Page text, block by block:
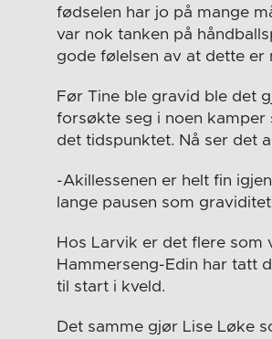
fødselen har jo på mange
var nok tanken på
gode følelsen av at dette
Før Tine ble gravid ble det
forsøkte seg i noen
det tidspunktet. Nå ser det
-Akillessenen er helt fin
lange pausen som
Hos Larvik er det flere
Hammerseng-Edin har tatt
til start i kveld.
Det samme gjør Lise Løke